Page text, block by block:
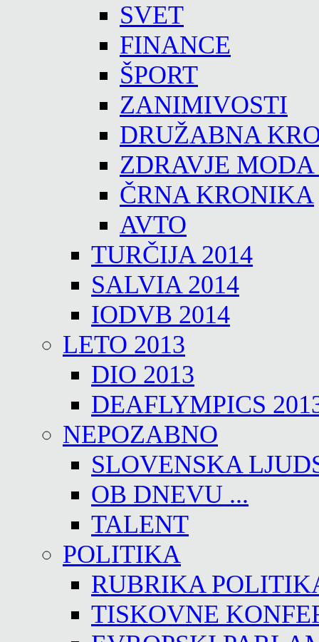
SVET
FINANCE
ŠPORT
ZANIMIVOSTI
DRUŽABNA
ZDRAVJE
ČRNA KRONIKA
AVTO
TURČIJA 2014
SALVIA 2014
IODVB 2014
LETO 2013
DIO 2013
DEAFLYMPICS
NEPOZABNO
SLOVENSKA
OB DNEVU ...
TALENT
POLITIKA
RUBRIKA
TISKOVNE